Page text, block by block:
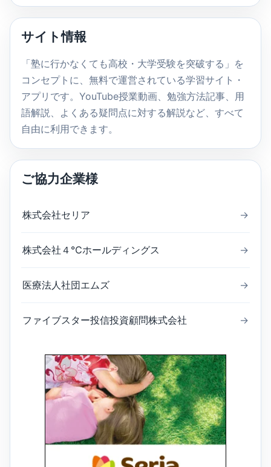
ト
検
索
サイト情報
「塾に行かなくても高校・大学受験を突破する」を
コンセプトに、無料で運営されている学習サイト・
アプリです。YouTube授業動画、勉強方法記事、用
語解説、よくある疑問点に対する解説など、すべて
自由に利用できます。
ご協力企業様
株式会社セリア →
株式会社４℃ホールディングス →
医療法人社団エムズ →
ファイブスター投信投資顧問株式会社 →